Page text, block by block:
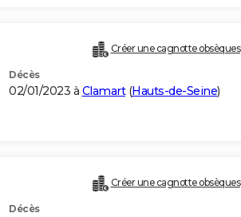
Créer une cagnotte obsèques
Décès
02/01/2023 à Clamart(Hauts-de-Seine)
Créer une cagnotte obsèques
Décès